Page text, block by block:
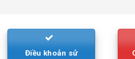
Điều khoản sử